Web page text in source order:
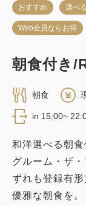
おすすめ 選べ
Web会員ならお得
朝食付き/
朝食
in 15:00~
和洋選べる朝
グルーム・ザ
ずれも登録有
優雅な朝食を。